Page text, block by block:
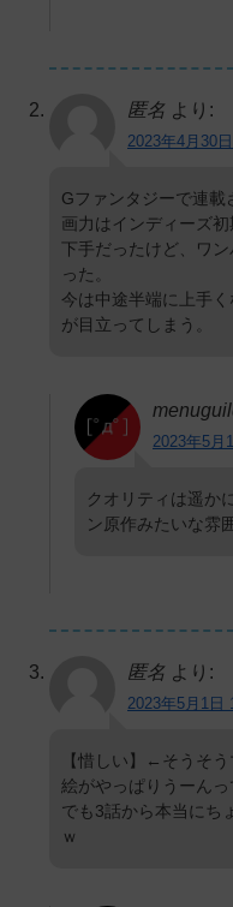
匿名 より:
2023年4月30
Gファンタジーで連載
画力はインディーズ初
下手だったけど、ワ
った。
今は中途半端に上手
が目立ってしまう。
2023年5月
クオリティは遥か
ン原作みたいな雰
匿名 より:
2023年5月1日
【惜しい】←そうそう
絵がやっぱりうーんっ
でも3話から本当にち
ｗ